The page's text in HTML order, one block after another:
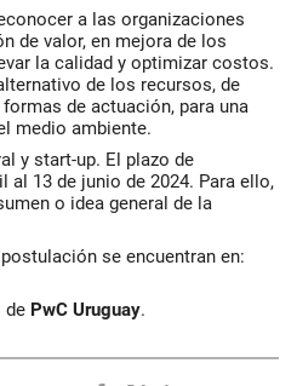
a las organizaciones
de valor, en mejora de los
la calidad y optimizar costos.
de los recursos, de
de actuación, para una
medio ambiente.
y start-up. El plazo de
al 13 de junio de 2024. Para ello,
o idea general de la
se encuentran en:
de PwC Uruguay.